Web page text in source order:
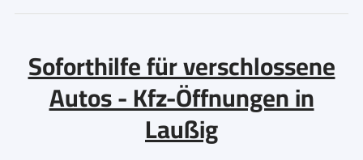
Soforthilfe für verschlossene
Autos - Kfz-Öffnungen in
Laußig